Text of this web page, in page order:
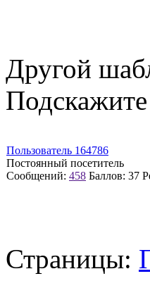
Другой
Пользователь 164786
Постоянный посетитель
Сообщений: 458 Баллов: 37
Страницы: